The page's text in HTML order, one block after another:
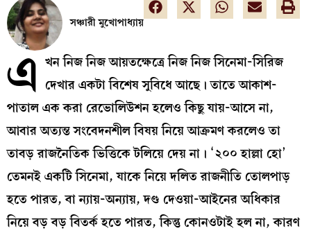
সঞ্চারী মুখোপাধ্যায়
এ খন নিজ নিজ আয়তক্ষেত্রে নিজ নিজ সিনেমা-সিরিজ
দেখার একটা বিশেষ সুবিধে আছে। তাতে আকাশ-
পাতাল এক করা রেভোলিউশন হলেও কিছু যায়-আসে না,
আবার অত্যন্ত সংবেদনশীল বিষয় নিয়ে আক্রমণ করলেও তা
তাবড় রাজনৈতিক ভিত্তিকে টলিয়ে দেয় না। ‘২০০ হাল্লা হো’
তেমনই একটি সিনেমা, যাকে নিয়ে দলিত রাজনীতি তোলপাড়
হতে পারত, বা ন্যায়-অন্যায়, দণ্ড দেওয়া-আইনের অধিকার
নিয়ে বড় বড় বিতর্ক হতে পারত, কিন্তু কোনওটাই হল না, কারণ